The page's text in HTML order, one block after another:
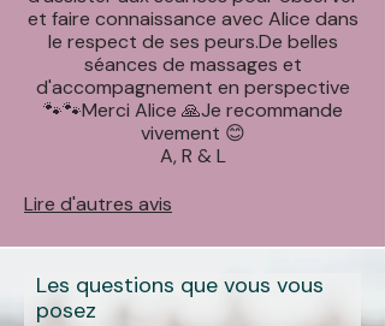
et faire connaissance avec Alice dans
le respect de ses peurs.De belles
séances de massages et
d'accompagnement en perspective
🐾🐾Merci Alice 🙏Je recommande
vivement 😊
A, R & L
Lire d'autres avis
Les questions que vous vous
posez